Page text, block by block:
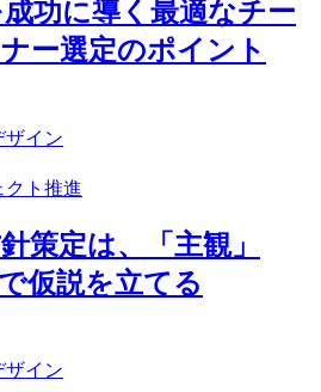
功に導く最適なチー
ー選定のポイント
ザイン
クト推進
策定は、「主観」
仮説を立てる
ザイン